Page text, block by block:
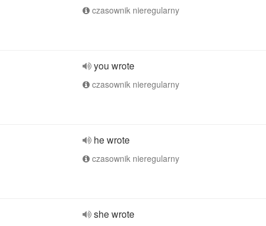
czasownik nieregularny
you wrote
czasownik nieregularny
he wrote
czasownik nieregularny
she wrote